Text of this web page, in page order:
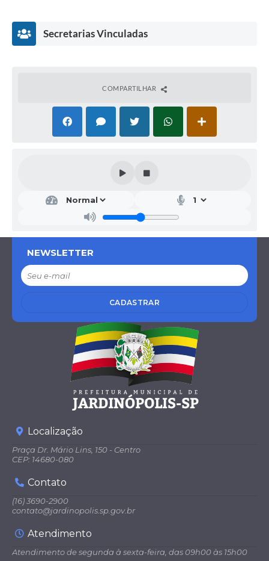
PERÍODO DE PROTOCOLO DE ENVELOPES: A partir do dia
25/05/2026Secretarias Vinculadas
etar
de
Ad
mini
stra
Fabrí
COMPARTILHAR
NEWSLETTER
CADASTRAR
Localização
Praça Dr. Mário Lins, 150 - Centro
CEP: 14680-080
Contato
(16) 3690-2900
contato@jardinopolis.sp.gov.br
Atendimento
Atendimento de segunda à sexta-feira, das 09h00 às 15h00